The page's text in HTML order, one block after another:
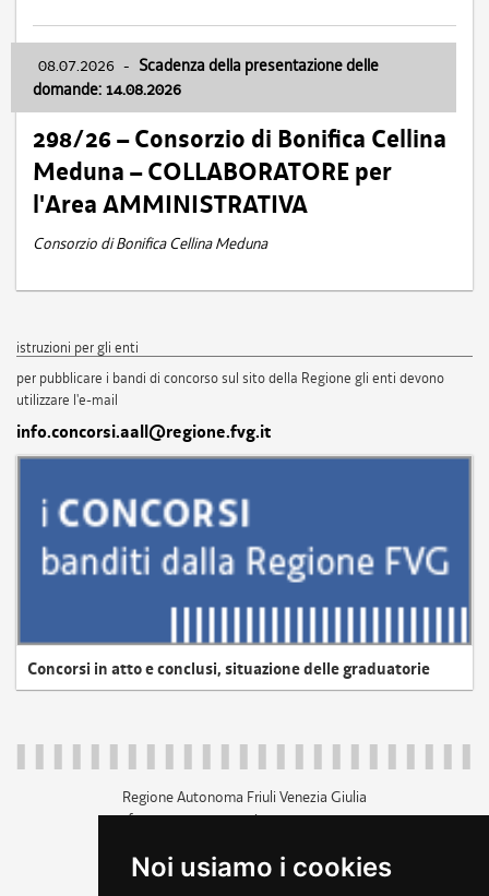
Noi usiamo i cookies
08.07.2026 - Scadenza della presentazione delle
domande: 14.08.2026
298/26 – Consorzio di Bonifica Cellina
Meduna – COLLABORATORE per
l'Area AMMINISTRATIVA
Consorzio di Bonifica Cellina Meduna
istruzioni per gli enti
per pubblicare i bandi di concorso sul sito della Regione gli enti devono
utilizzare l'e-mail
info.concorsi.aall@regione.fvg.it
Concorsi in atto e conclusi, situazione delle graduatorie
Regione Autonoma Friuli Venezia Giulia
c.f. 80014930327; p.iva 00526040324
+39 040 3771111